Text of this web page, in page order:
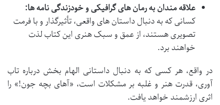
علاقه مندان به رمان های گرافیکی و خودزندگی نامه ها:
کسانی که به دنبال داستان های واقعی، تأثیرگذار و با فرمت
تصویری هستند، از عمق و سبک هنری این کتاب لذت
خواهند برد.
در واقع، هر کسی که به دنبال داستانی الهام بخش درباره تاب
آوری، قدرت هنر و غلبه بر مشکلات است، «آهای بچه جون!» را
اثری ارزشمند خواهد یافت.